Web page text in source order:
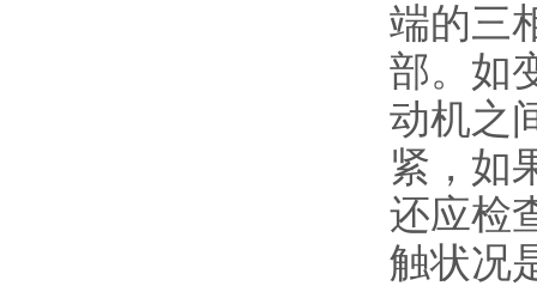
端的三
部。 如
动机之
紧，如
还应检
触状况